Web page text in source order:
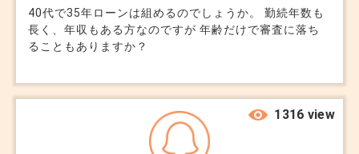
40代で35年ローンは組めるのでしょうか。 勤続年数も
長く、年収もある方なのですが 年齢だけで審査に落ち
ることもありますか？
1316 view